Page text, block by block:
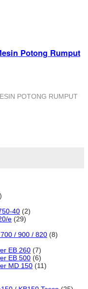
Potong Rumput
POTONG RUMPUT
40 (2)
e (29)
/ 900 / 820 (8)
EB 260 (7)
EB 500 (6)
MD 150 (11)